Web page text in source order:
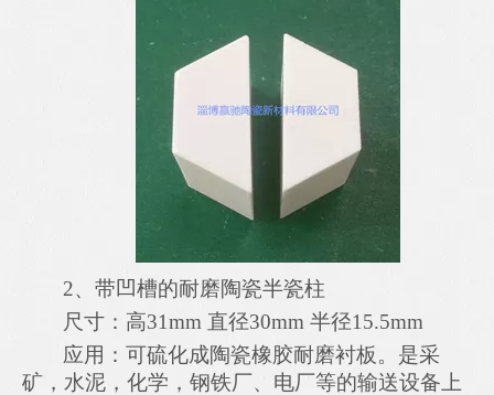
2、 带凹槽的耐磨陶瓷半瓷柱
尺寸： 高31mm 直径30mm 半径15.5mm
应用： 可硫化成陶瓷橡胶耐磨衬板。 是采
矿，水泥，化学，钢铁厂、 电厂等的输送设备上